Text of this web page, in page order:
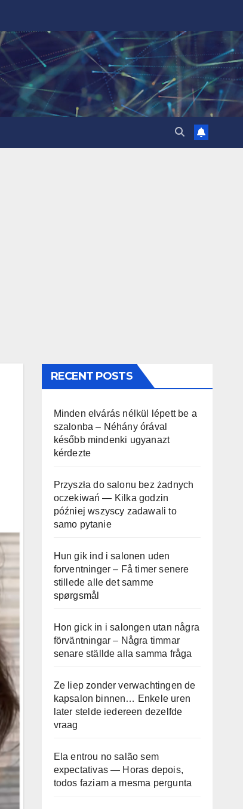
RECENT POSTS
Minden elvárás nélkül lépett be a
szalonba – Néhány órával
később mindenki ugyanazt
kérdezte
Przyszła do salonu bez żadnych
oczekiwań — Kilka godzin
później wszyscy zadawali to
samo pytanie
Hun gik ind i salonen uden
forventninger – Få timer senere
stillede alle det samme
spørgsmål
Hon gick in i salongen utan några
förväntningar – Några timmar
senare ställde alla samma fråga
Ze liep zonder verwachtingen de
kapsalon binnen… Enkele uren
later stelde iedereen dezelfde
vraag
Ela entrou no salão sem
expectativas — Horas depois,
todos faziam a mesma pergunta